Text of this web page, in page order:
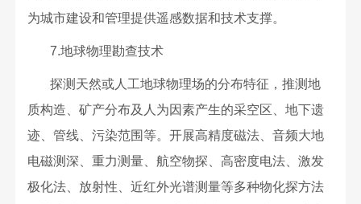
为城市建设和管理提供遥感数据和技术支撑。
7.地球物理勘查技术
探测天然或人工地球物理场的分布特征，推测地
质构造、矿产分布及人为因素产生的采空区、地下遗
迹、管线、污染范围等。开展高精度磁法、音频大地
电磁测深、重力测量、航空物探、高密度电法、激发
极化法、放射性、近红外光谱测量等多种物化探方法